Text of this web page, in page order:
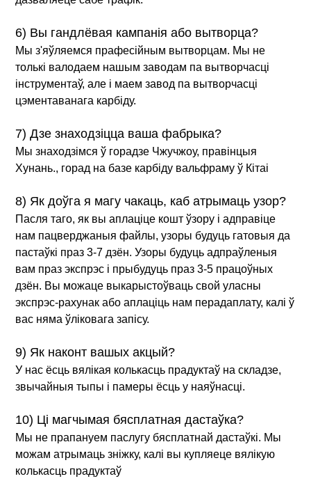
6) Вы гандлёвая кампанія або вытворца?
Мы з'яўляемся прафесійным вытворцам. Мы не
толькі валодаем нашым заводам па вытворчасці
інструментаў, але і маем завод па вытворчасці
цэментаванага карбіду.
7) Дзе знаходзіцца ваша фабрыка?
Мы знаходзімся ў горадзе Чжучжоу, правінцыя
Хунань., горад на базе карбіду вальфраму ў Кітаі
8) Як доўга я магу чакаць, каб атрымаць узор?
Пасля таго, як вы аплаціце кошт ўзору і адправіце
нам пацверджаныя файлы, узоры будуць гатовыя да
пастаўкі праз 3-7 дзён. Узоры будуць адпраўленыя
вам праз экспрэс і прыбудуць праз 3-5 працоўных
дзён. Вы можаце выкарыстоўваць свой уласны
экспрэс-рахунак або аплаціць нам перадаплату, калі ў
вас няма ўліковага запісу.
9) Як наконт вашых акцый?
У нас ёсць вялікая колькасць прадуктаў на складзе,
звычайныя тыпы і памеры ёсць у наяўнасці.
10) Ці магчымая бясплатная дастаўка?
Мы не прапануем паслугу бясплатнай дастаўкі. Мы
можам атрымаць зніжку, калі вы купляеце вялікую
колькасць прадуктаў